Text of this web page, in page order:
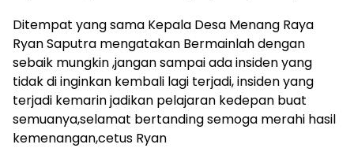
Ditempat yang sama Kepala Desa Menang Raya
Ryan Saputra mengatakan Bermainlah dengan
sebaik mungkin ,jangan sampai ada insiden yang
tidak di inginkan kembali lagi terjadi, insiden yang
terjadi kemarin jadikan pelajaran kedepan buat
semuanya,selamat bertanding semoga merahi hasil
kemenangan,cetus Ryan